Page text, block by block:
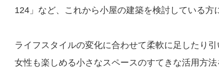
124」など、これから小屋の建築を検討している方
ライフスタイルの変化に合わせて柔軟に足したり
女性も楽しめる小さなスペースのすてきな活用方